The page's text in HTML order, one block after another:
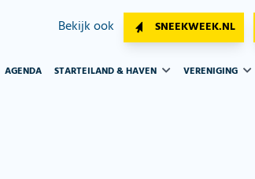
Bekijk ook SNEEKWEEK.NL
AGENDA STARTEILAND & HAVEN VERENIGING